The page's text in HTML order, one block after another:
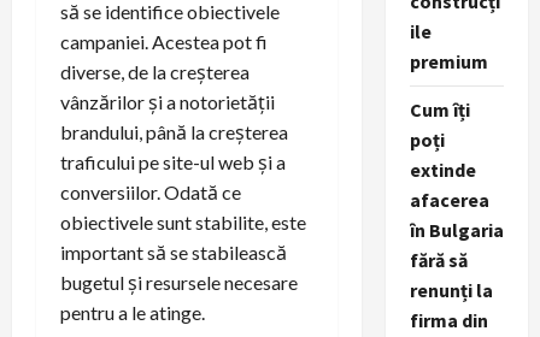
să se identifice obiectivele
campaniei. Acestea pot fi
diverse, de la creșterea
vânzărilor și a notorietății
brandului, până la creșterea
traficului pe site-ul web și a
conversiilor. Odată ce
obiectivele sunt stabilite, este
important să se stabilească
bugetul și resursele necesare
pentru a le atinge.
ile
premium
Cum îți
poți
extinde
afacerea
în Bulgaria
fără să
renunți la
firma din